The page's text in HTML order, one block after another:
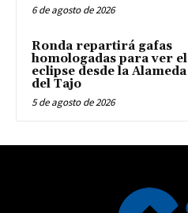
6 de agosto de 2026
Ronda repartirá gafas
homologadas para ver el
eclipse desde la Alameda
del Tajo
5 de agosto de 2026